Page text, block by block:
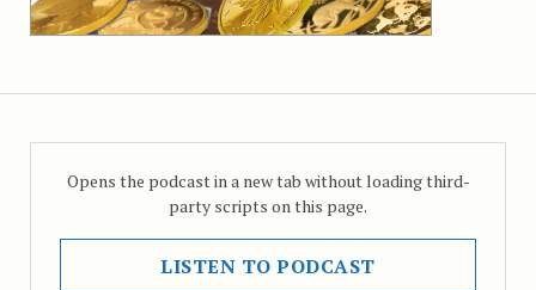
Opens the podcast in a new tab without loading third-
party scripts on this page.
LISTEN TO PODCAST